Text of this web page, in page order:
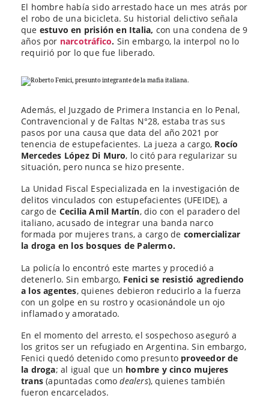
El hombre había sido arrestado hace un mes atrás por
el robo de una bicicleta. Su historial delictivo señala
que estuvo en prisión en Italia, con una condena de 9
años por narcotráfico. Sin embargo, la interpol no lo
requirió por lo que fue liberado.
Además, el Juzgado de Primera Instancia en lo Penal,
Contravencional y de Faltas N°28, estaba tras sus
pasos por una causa que data del año 2021 por
tenencia de estupefacientes. La jueza a cargo, Rocío
Mercedes López Di Muro, lo citó para regularizar su
situación, pero nunca se hizo presente.
La Unidad Fiscal Especializada en la investigación de
delitos vinculados con estupefacientes (UFEIDE), a
cargo de Cecilia Amil Martín, dio con el paradero del
italiano, acusado de integrar una banda narco
formada por mujeres trans, a cargo de comercializar
la droga en los bosques de Palermo.
La policía lo encontró este martes y procedió a
detenerlo. Sin embargo, Fenici se resistió agrediendo
a los agentes, quienes debieron reducirlo a la fuerza
con un golpe en su rostro y ocasionándole un ojo
inflamado y amoratado.
En el momento del arresto, el sospechoso aseguró a
los gritos ser un refugiado en Argentina. Sin embargo,
Fenici quedó detenido como presunto proveedor de
la droga; al igual que un hombre y cinco mujeres
trans(apuntadas comodealers), quienes también
fueron encarcelados.